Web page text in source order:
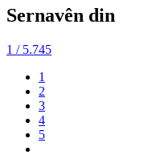
Sernavên din
1 / 5.745
1
2
3
4
5